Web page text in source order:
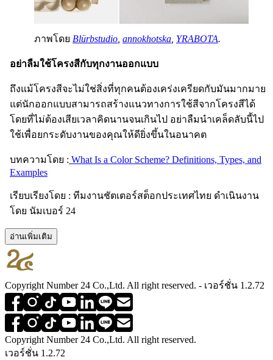
ภาพโดย Blürbstudio annokhotska YRABOTA.
อย่าลืมใช้โครงสีกับทุกงานออกแบบ
ถึงแม้โครงสีจะไม่ใช่สิ่งที่ทุกคนต้องเคร่งเครียดกับมันมากมาย
แต่นักออกแบบสามารถสร้างแนวทางการใช้สีจากโครงสีได้
โดยที่ไม่ต้องเสียเวลาคิดนานจนเกินไป อย่าลืมนำเคล็ดลับนี้ไป
ใช้เพื่อยกระดับงานของคุณให้ดียิ่งขึ้นในอนาคต
บทความโดย : What Is a Color Scheme? Definitions, Types, and
Examples
เรียบเรียงโดย : ทีมงานชัตเตอร์สต็อกประเทศไทย ดำเนินงาน
โดย นัมเบอร์ 24
อ่านเพิ่มเติม
Copyright Number 24 Co.,Ltd. All right reserved. - เวอร์ชั่น 1.2.72
Copyright Number 24 Co.,Ltd. All right reserved.
เวอร์ชั่น 1.2.72